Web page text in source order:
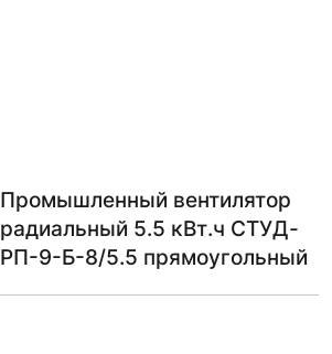
Промышленный вентилятор
радиальный 5.5 кВт.ч СТУД-
РП-9-Б-8/5.5 прямоугольный